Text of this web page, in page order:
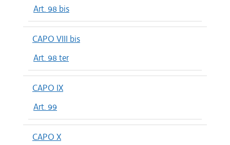
Art. 98 bis
CAPO VIII bis
Art. 98 ter
CAPO IX
Art. 99
CAPO X